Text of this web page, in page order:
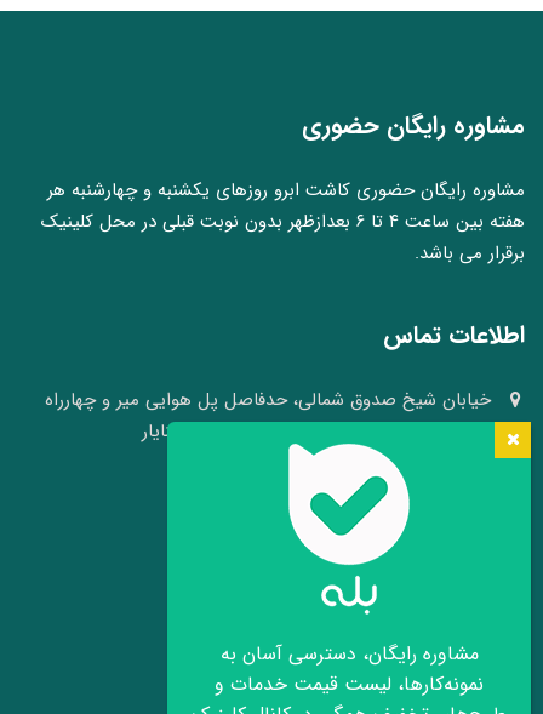
مشاوره رایگان حضوری
مشاوره رایگان حضوری کاشت ابرو روزهای یکشنبه و چهارشنبه هر
هفته بین ساعت ۴ تا ۶ بعدازظهر بدون نوبت قبلی در محل کلینیک
برقرار می باشد.
اطلاعات تماس
خیابان شیخ صدوق شمالی، حدفاصل پل هوایی میر و چهارراه
وکلا، نبش کوچه ۴۱، کلینیک پوست و مو سینایار
info[at]hairheadface.com
موقعیت کلینیک روی نقشه
مشاوره رایگان، دسترسی آسان به
نمونه‌کارها، لیست قیمت خدمات و